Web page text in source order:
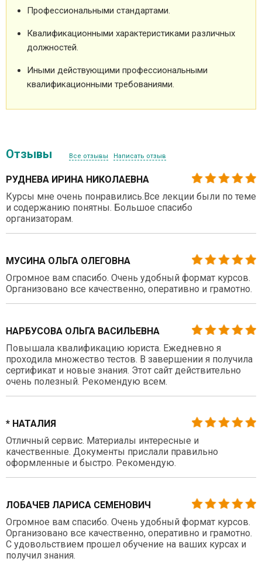
Профессиональными стандартами.
Квалификационными характеристиками различных
должностей.
Иными действующими профессиональными
квалификационными требованиями.
Отзывы Все отзывы Написать отзыв
РУДНЕВА ИРИНА НИКОЛАЕВНА
Курсы мне очень понравились.Все лекции были по теме
и содержанию понятны. Большое спасибо
организаторам.
МУСИНА ОЛЬГА ОЛЕГОВНА
Огромное вам спасибо. Очень удобный формат курсов.
Организовано все качественно, оперативно и грамотно.
НАРБУСОВА ОЛЬГА ВАСИЛЬЕВНА
Повышала квалификацию юриста. Ежедневно я
проходила множество тестов. В завершении я получила
сертификат и новые знания. Этот сайт действительно
очень полезный. Рекомендую всем.
* НАТАЛИЯ
Отличный сервис. Материалы интересные и
качественные. Документы прислали правильно
оформленные и быстро. Рекомендую.
ЛОБАЧЕВ ЛАРИСА СЕМЕНОВИЧ
Огромное вам спасибо. Очень удобный формат курсов.
Организовано все качественно, оперативно и грамотно.
С удовольствием прошел обучение на ваших курсах и
получил знания.